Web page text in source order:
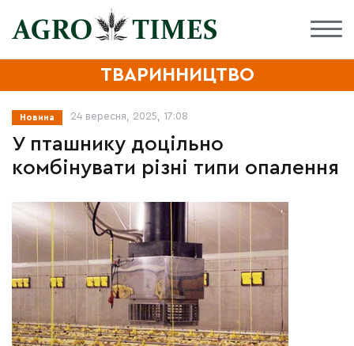
ТВАРИННИЦТВО
Новина 24 вересня, 2025, 17:08
У пташнику доцільно
комбінувати різні типи опалення